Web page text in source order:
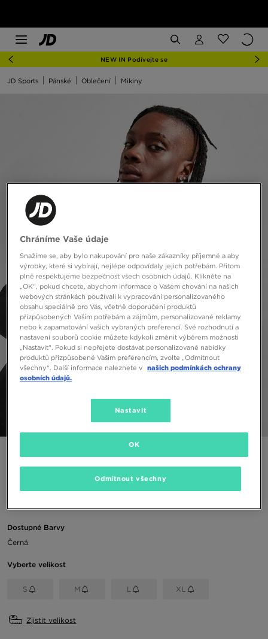
NEW IN Podívejte se
JD Sports Pánské Oblečení Mikiny
Dostupné Barvy
Černá
Vyberte velikost
S M L XL
Zjistit velikost
Chráníme Vaše údaje
Snažíme se, aby bylo nakupování pro naše zákazníky příjemné a aby
výrobky, které si vybírají, nejlépe odpovídaly jejich potřebám. Přitom
plně respektujeme bezpečnost všech osobních údajů. Klikněte na
„OK“, pokud chcete, abychom informace o Vašem chování na našich
webových stránkách používali k vypracování personalizovaného
obsahu speciálně pro Vás, včetně doporučení produktů
přizpůsobených Vašim potřebám a zájmům, personalizované reklamy
nebo k zapamatování vašich vybraných preferencí. Své rozhodnutí a
nastavení souborů cookie můžete kdykoli změnit výběrem možnosti
„Nastavit“. Pokud si nepřejete dostávat personalizované nabídky
produktů přizpůsobené Vašim preferencím, zvolte „Odmítnout
všechny“. Další informace naleznete v našich podmínkách ochrany
osobních údajů.
Nastavit
Odmítnout všechny
OK